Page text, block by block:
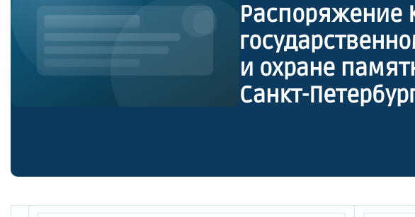
Распоряжение
и охране
Санкт-
культурного
значения
генерала от